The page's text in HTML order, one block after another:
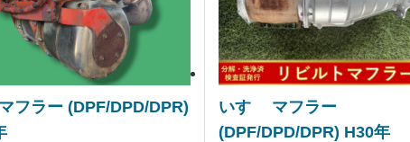
フラー (DPF/DPD/DPR)
いすゞ マフラー
(DPF/DPD/DPR) H30年